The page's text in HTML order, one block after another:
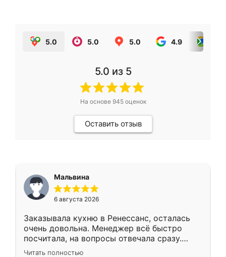
5.0 5.0 5.0 4.9
5.0 из 5
На основе 945оценок
Оставить отзыв
Мальвина
6 августа 2026
Заказывала кухню в Ренессанс, осталась
очень довольна. Менеджер всё быстро
посчитала, на вопросы отвечала сразу.
Замерщик приехал в субботу, подошёл к
Читать полностью